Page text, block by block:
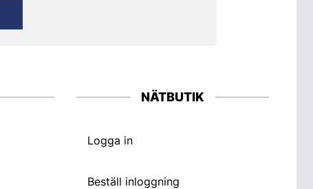
NÄTBUTIK
Logga in
Beställ inloggning